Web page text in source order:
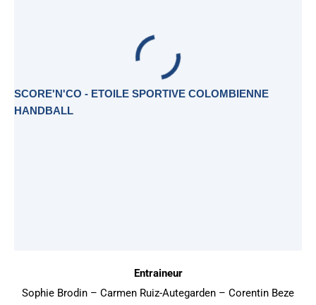
SCORE'N'CO - ETOILE SPORTIVE COLOMBIENNE
HANDBALL
Entraineur
Sophie Brodin – Carmen Ruiz-Autegarden – Corentin Beze